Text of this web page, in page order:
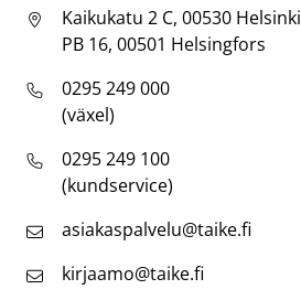
Kaikukatu 2 C, 00530 Helsinki
PB 16, 00501 Helsingfors
0295 249 000
(växel)
0295 249 100
(kundservice)
asiakaspalvelu@taike.fi
kirjaamo@taike.fi